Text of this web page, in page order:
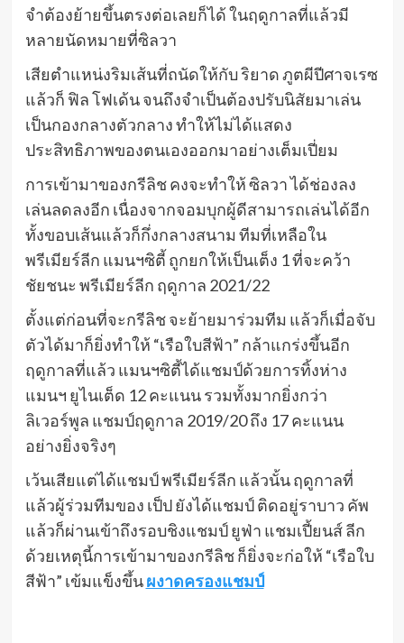
จำต้องย้ายขึ้นตรงต่อเลยก็ได้ ในฤดูกาลที่แล้วมี
หลายนัดหมายที่ซิลวา
เสียตำแหน่งริมเส้นที่ถนัดให้กับ ริยาด ภูตผีปีศาจเรซ
แล้วก็ ฟิล โฟเด้น จนถึงจำเป็นต้องปรับนิสัยมาเล่น
เป็นกองกลางตัวกลาง ทำให้ไม่ได้แสดง
ประสิทธิภาพของตนเองออกมาอย่างเต็มเปี่ยม
การเข้ามาของกรีลิช คงจะทำให้ ซิลวา ได้ช่องลง
เล่นลดลงอีก เนื่องจากจอมบุกผู้ดีสามารถเล่นได้อีก
ทั้งขอบเส้นแล้วก็กึ่งกลางสนาม ทีมที่เหลือใน
พรีเมียร์ลีก แมนฯซิตี้ ถูกยกให้เป็นเต็ง 1 ที่จะคว้า
ชัยชนะ พรีเมียร์ลีก ฤดูกาล 2021/22
ตั้งแต่ก่อนที่จะกรีลิช จะย้ายมาร่วมทีม แล้วก็เมื่อจับ
ตัวได้มาก็ยิ่งทำให้ “เรือใบสีฟ้า” กล้าแกร่งขึ้นอีก
ฤดูกาลที่แล้ว แมนฯซิตี้ได้แชมป์ด้วยการทิ้งห่าง
แมนฯ ยูไนเต็ด 12 คะแนน รวมทั้งมากยิ่งกว่า
ลิเวอร์พูล แชมป์ฤดูกาล 2019/20 ถึง 17 คะแนน
อย่างยิ่งจริงๆ
เว้นเสียแต่ได้แชมป์ พรีเมียร์ลีก แล้วนั้น ฤดูกาลที่
แล้วผู้ร่วมทีมของ เป็ป ยังได้แชมป์ ติดอยู่ราบาว คัพ
แล้วก็ผ่านเข้าถึงรอบชิงแชมป์ ยูฟ่า แชมเปี้ยนส์ ลีก
ด้วยเหตุนี้การเข้ามาของกรีลิช ก็ยิ่งจะก่อให้ “เรือใบ
สีฟ้า” เข้มแข็งขึ้นผงาดครองแชมป์